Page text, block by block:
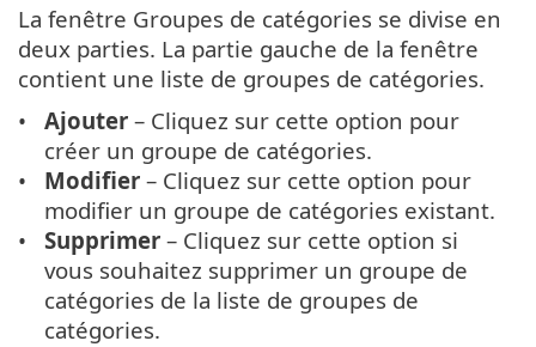
La fenêtre Groupes de catégories se divise en
deux parties. La partie gauche de la fenêtre
contient une liste de groupes de catégories.
Ajouter – Cliquez sur cette option pour
créer un groupe de catégories.
Modifier – Cliquez sur cette option pour
modifier un groupe de catégories existant.
Supprimer – Cliquez sur cette option si
vous souhaitez supprimer un groupe de
catégories de la liste de groupes de
catégories.